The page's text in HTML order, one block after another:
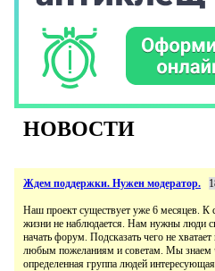
НОВОСТИ
Ждем поддержки. Нужен модератор.
Наш проект существует уже 6 месяцев. К
жизни не наблюдается. Нам нужны люди
начать форум. Подсказать чего не
любым пожеланиям и советам. Мы знаем
определенная группа людей